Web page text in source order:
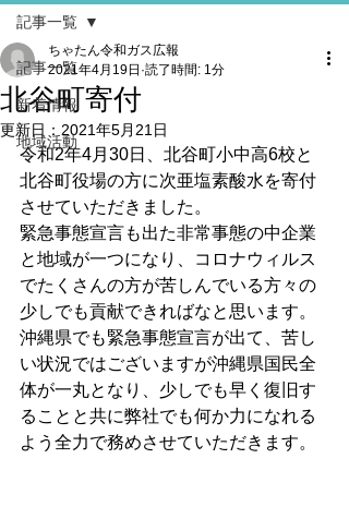
記事一覧
新着情報
地域活動
記事一覧
北谷町寄付
ちゃたん令和ガス広報
2021年4月19日 読了時間: 1分
更新日： 2021年5月21日
令和2年4月30日、北谷町小中高6校と
北谷町役場の方に次亜塩素酸水を寄付
させていただきました。
緊急事態宣言も出た非常事態の中企業
と地域が一つになり、コロナウィルス
でたくさんの方が苦しんでいる方々の
少しでも貢献できればなと思います。
沖縄県でも緊急事態宣言が出て、苦し
い状況ではございますが沖縄県国民全
体が一丸となり、少しでも早く復旧す
ることと共に弊社でも何か力になれる
よう全力で務めさせていただきます。